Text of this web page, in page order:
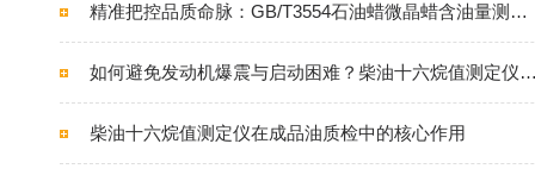
精准把控品质命脉：GB/T3554石油蜡微晶蜡含油量测定仪的核心使命
如何避免发动机爆震与启动困难？柴油十六烷
柴油十六烷值测定仪在成品油质检中的核心作用